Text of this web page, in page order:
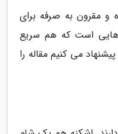
مقرون به صرفه برای
است که هم سریع
می کنیم مقاله را